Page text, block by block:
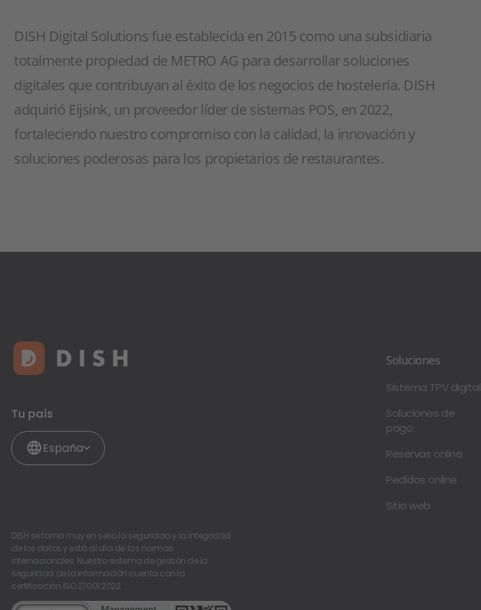
DISH Digital Solutions fue establecida en 2015 como una subsidiaria
totalmente propiedad de METRO AG para desarrollar soluciones
digitales que contribuyan al éxito de los negocios de hostelería. DISH
adquirió Eijsink, un proveedor líder de sistemas POS, en 2022,
fortaleciendo nuestro compromiso con la calidad, la innovación y
soluciones poderosas para los propietarios de restaurantes.
Tu país
España
Soluciones
Sistema TPV digital
Soluciones de
pago
Reservas online
Pedidos online
Sitio web
DISH se toma muy en serio la seguridad y la integridad
de los datos y está al día de las normas
internacionales. Nuestro sistema de gestión de la
seguridad de la información cuenta con la
certificación ISO 27001:2022.